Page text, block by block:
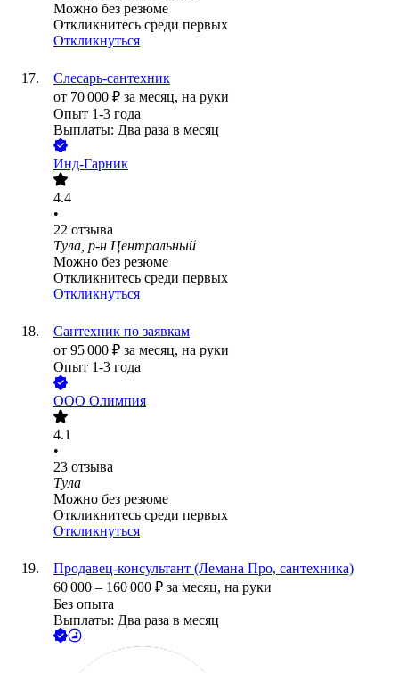
Можно без резюме
Откликнитесь среди первых
Откликнуться
Слесарь-сантехник
от 70 000 ₽ за месяц, на руки
Опыт 1-3 года
Выплаты: Два раза в месяц
Инд-Гарник
4.4
•
22 отзыва
Тула, р-н Центральный
Можно без резюме
Откликнитесь среди первых
Откликнуться
Сантехник по заявкам
от 95 000 ₽ за месяц, на руки
Опыт 1-3 года
ООО Олимпия
4.1
•
23 отзыва
Тула
Можно без резюме
Откликнитесь среди первых
Откликнуться
Продавец-консультант (Лемана Про, сантехника)
60 000 – 160 000 ₽ за месяц, на руки
Без опыта
Выплаты: Два раза в месяц